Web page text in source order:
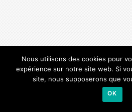
Nous utilisons des cookies pour
expérience sur notre site web. Si
site, nous supposerons que
OK